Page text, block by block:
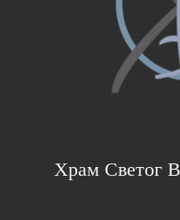
Храм Светог